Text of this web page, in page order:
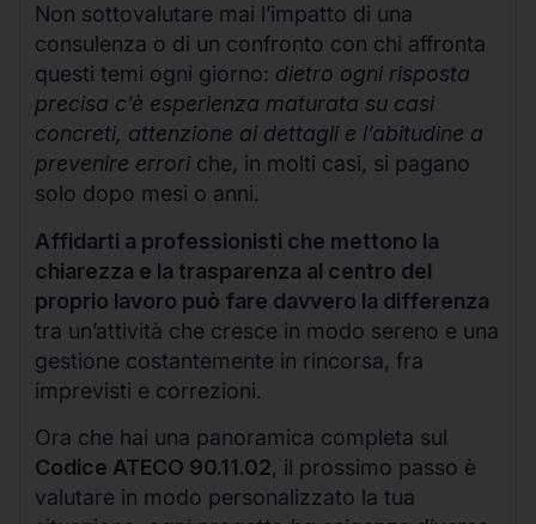
Non sottovalutare mai l’impatto di una
consulenza o di un confronto con chi affronta
questi temi ogni giorno: dietro ogni risposta
precisa c’è esperienza maturata su casi
concreti, attenzione ai dettagli e l’abitudine a
prevenire errori che, in molti casi, si pagano
solo dopo mesi o anni.
Affidarti a professionisti che mettono la
chiarezza e la trasparenza al centro del
proprio lavoro può fare davvero la differenza
tra un’attività che cresce in modo sereno e una
gestione costantemente in rincorsa, fra
imprevisti e correzioni.
Ora che hai una panoramica completa sul
Codice ATECO 90.11.02, il prossimo passo è
valutare in modo personalizzato la tua